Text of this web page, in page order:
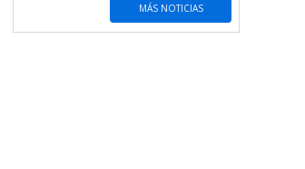
MÁS NOTICIAS